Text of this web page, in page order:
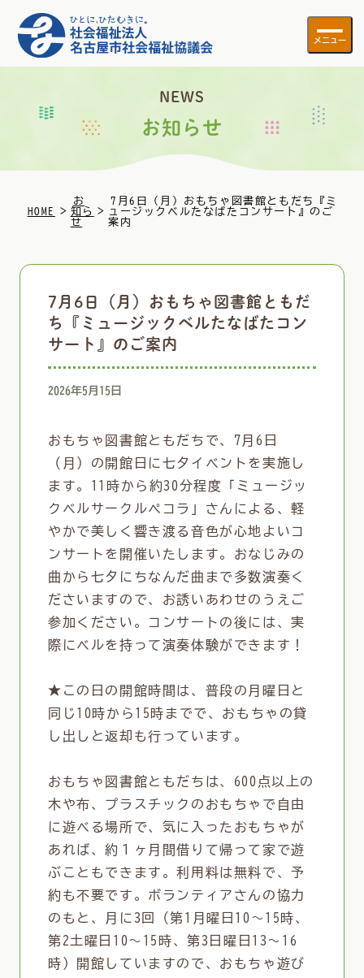
メニュー
NEWS
お知らせ
HOME >
お
知ら
せ
>
7月6日（月）おもちゃ図書館ともだち『ミ
ュージックベルたなばたコンサート』のご
案内
7月6日（月）おもちゃ図書館ともだ
ち『ミュージックベルたなばたコン
サート』のご案内
2026年5月15日
おもちゃ図書館ともだちで、7月6日
（月）の開館日に七夕イベントを実施し
ます。11時から約30分程度「ミュージッ
クベルサークルペコラ」さんによる、軽
やかで美しく響き渡る音色が心地よいコ
ンサートを開催いたします。おなじみの
曲から七夕にちなんだ曲まで多数演奏く
ださいますので、お誘いあわせのうえご
参加ください。コンサートの後には、実
際にベルを持って演奏体験ができます！
★この日の開館時間は、普段の月曜日と
同じ10時から15時までで、おもちゃの貸
し出しと返却も行っています。
おもちゃ図書館ともだちは、600点以上の
木や布、プラスチックのおもちゃで自由
に遊べる場所で、気に入ったおもちゃが
あれば、約１ヶ月間借りて帰って家で遊
ぶこともできます。利用料は無料で、予
約も不要です。ボランティアさんの協力
のもと、月に3回（第1月曜日10～15時、
第2土曜日10～15時、第3日曜日13～16
時）開館していますので、おもちゃ遊び